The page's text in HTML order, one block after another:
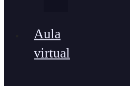
Aula
virtual